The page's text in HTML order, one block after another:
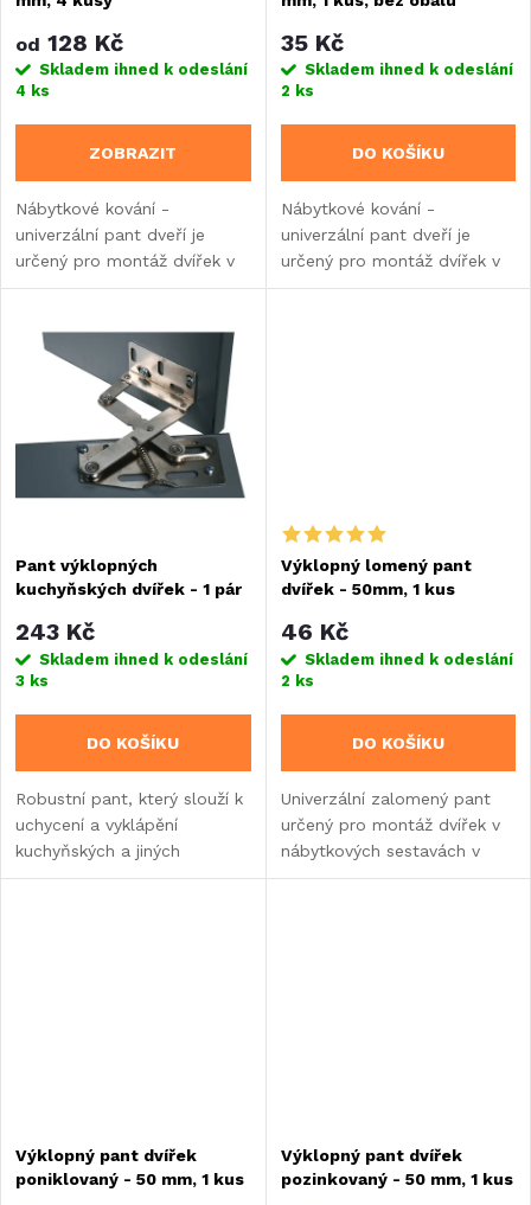
r
o
d
u
k
p
r
o
d
u
ů
od 128 Kč
Skladem ihned k odeslání
4 ks
ZOBRAZIT
Nábytkové kování -
univerzální pant dveří je
určený pro montáž dvířek v
nábytkových sestavách v
vozech nebo
vestavbách. Sada 4 kusů.
35 Kč
Skladem ihned k odeslání
2 ks
DO KOŠÍKU
Nábytkové kování -
univerzální pant dveří je
určený pro montáž dvířek v
nábytkových sestavách v
Pant výklopných
kuchyňských dvířek - 1 pár
243 Kč
Skladem ihned k odeslání
3 ks
DO KOŠÍKU
Robustní pant, který slouží k
uchycení a vyklápění
kuchyňských a jiných
nábytkových dílů v karavanu,
Výklopný lomený pant
dvířek - 50mm, 1 kus
46 Kč
Skladem ihned k odeslání
2 ks
DO KOŠÍKU
Univerzální zalomený pant
určený pro montáž dvířek v
nábytkových sestavách v
karavanech, obytných
Výklopný pant dvířek
poniklovaný - 50 mm, 1 kus
Výklopný pant dvířek
pozinkovaný - 50 mm, 1 kus